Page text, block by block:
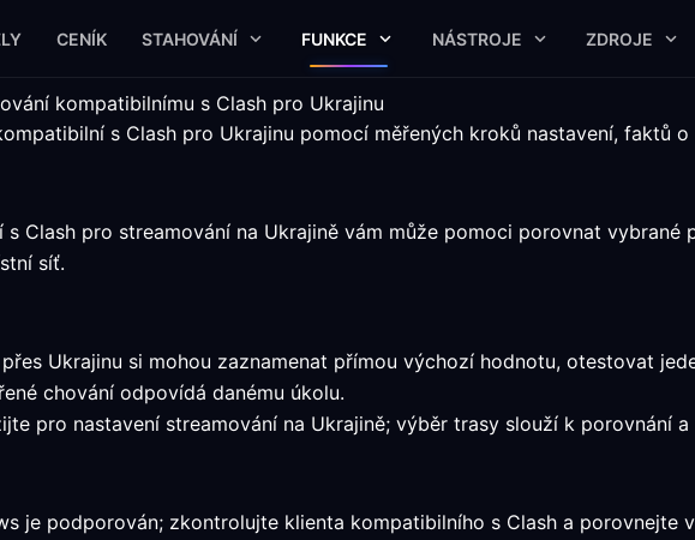
CENÍK STAHOVÁNÍ FUNKCE NÁSTROJE ZDROJE
kompatibilnímu s Clash pro Ukrajinu
s Clash pro Ukrajinu pomocí měřených kroků nastavení, faktů
s Clash pro streamování na Ukrajině vám může pomoci porovnat
síť.
Ukrajinu si mohou zaznamenat přímou výchozí hodnotu, otestovat
chování odpovídá danému úkolu.
pro nastavení streamování na Ukrajině; výběr trasy slouží k porovnání
je podporován; zkontrolujte klienta kompatibilního s Clash a porovnejte